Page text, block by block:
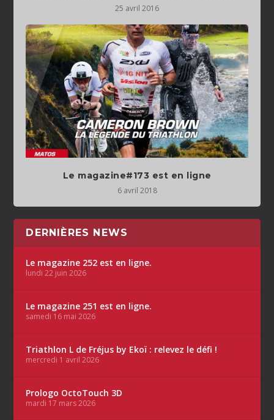
25 avril 2016
Le magazine#173 est en ligne
6 avril 2018
DERNIÈRES NEWS
Le magazine 252 est en ligne.
lundi 22 juin 2026
Le magazine 251 est en ligne.
samedi 16 mai 2026
Triathlon L de Fréjus by Ekoï : relevez le défi !
mercredi 1 avril 2026
Prologo OctoTouch 3D
mardi 17 mars 2026